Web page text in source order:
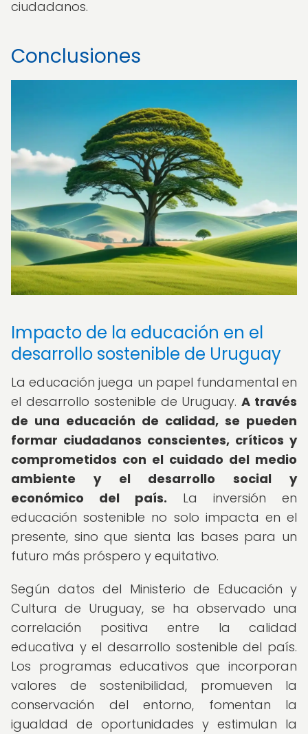
ciudadanos.
Conclusiones
Impacto de la educación en el
desarrollo sostenible de Uruguay
La educación juega un papel fundamental en
el desarrollo sostenible de Uruguay.A través
de una educación de calidad, se pueden
formar ciudadanos conscientes, críticos y
comprometidos con el cuidado del medio
ambiente y el desarrollo social y
económico del país. La inversión en
educación sostenible no solo impacta en el
presente, sino que sienta las bases para un
futuro más próspero y equitativo.
Según datos del Ministerio de Educación y
Cultura de Uruguay, se ha observado una
correlación positiva entre la calidad
educativa y el desarrollo sostenible del país.
Los programas educativos que incorporan
valores de sostenibilidad, promueven la
conservación del entorno, fomentan la
igualdad de oportunidades y estimulan la